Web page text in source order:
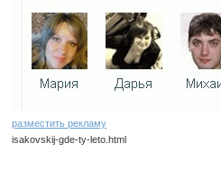
разместить рекламу
isakovskij-gde-ty-leto.html